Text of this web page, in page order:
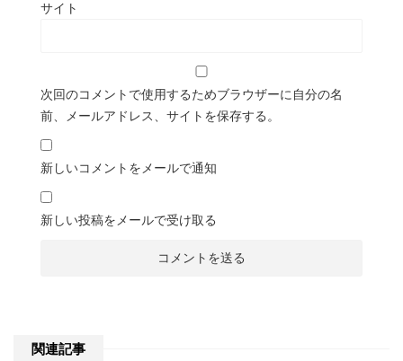
サイト
次回のコメントで使用するためブラウザーに自分の名
前、メールアドレス、サイトを保存する。
新しいコメントをメールで通知
新しい投稿をメールで受け取る
関連記事